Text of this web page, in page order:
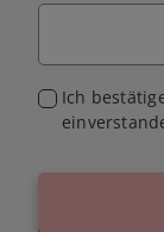
Ich